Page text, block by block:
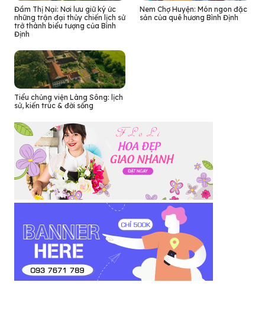
Đầm Thị Nại: Nơi lưu giữ ký ức
những trận đại thủy chiến lịch sử
trở thành biểu tượng của Bình
Định
Nem Chợ Huyện: Món ngon đặc
sản của quê hương Bình Định
Tiểu chủng viện Làng Sông: lịch
sử, kiến trúc & đời sống